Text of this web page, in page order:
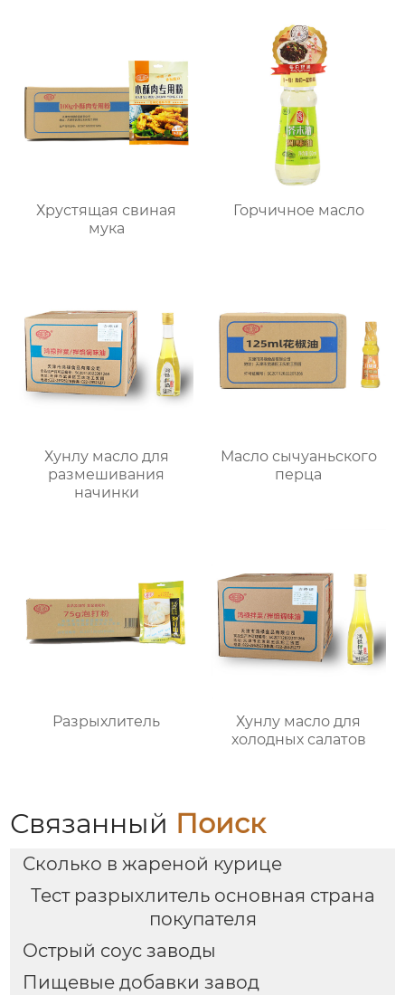
Хрустящая свиная
мука
Горчичное масло
Хунлу масло для
размешивания
начинки
Масло сычуаньского
перца
Разрыхлитель
Хунлу масло для
холодных салатов
Связанный Поиск
Сколько в жареной курице
Тест разрыхлитель основная страна
покупателя
Острый соус заводы
Пищевые добавки завод